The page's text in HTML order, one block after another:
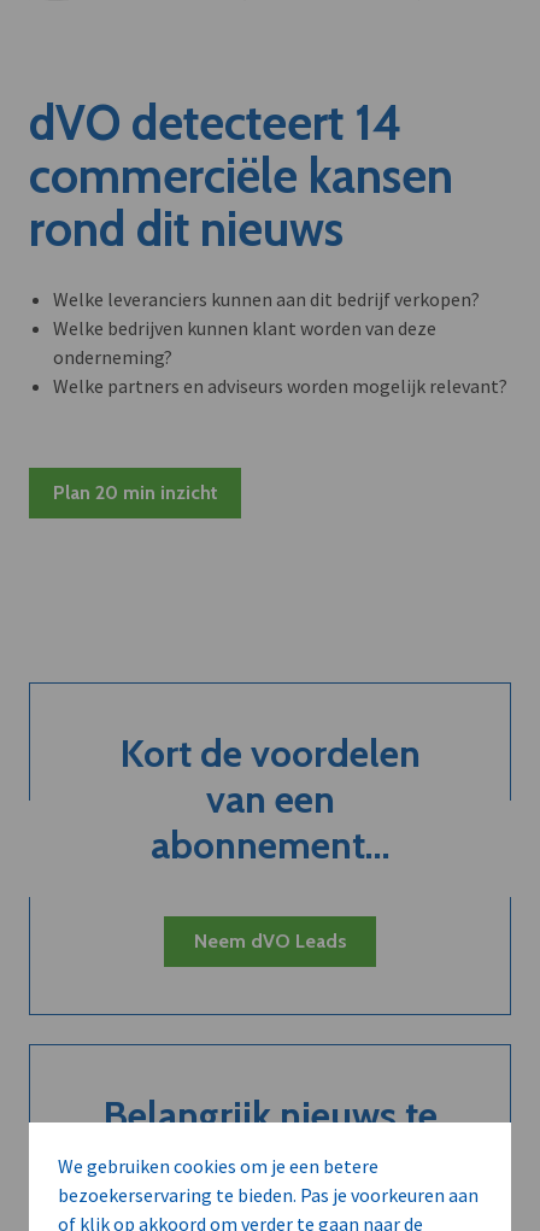
We gebruiken cookies om je een betere
bezoekerservaring te bieden. Pas je voorkeuren aan
of klik op akkoord om verder te gaan naar de
dVO detecteert 14
commerciële kansen
rond dit nieuws
Welke leveranciers kunnen aan dit bedrijf verkopen?
Welke bedrijven kunnen klant worden van deze
onderneming?
Welke partners en adviseurs worden mogelijk relevant?
Plan 20 min inzicht
Kort de voordelen
van een
abonnement...
Neem dVO Leads
Belangrijk nieuws te
delen?